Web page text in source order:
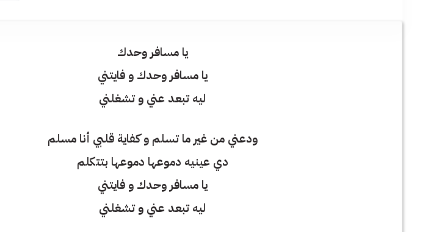
يا مسافر وحدك
يا مسافر وحدك و فايتني
ليه تبعد عني و تشغلني
ودعني من غير ما تسلم و كفاية قلبي أنا مسلم
دي عينيه دموعها دموعها بتتكلم
يا مسافر وحدك و فايتني
ليه تبعد عني و تشغلني